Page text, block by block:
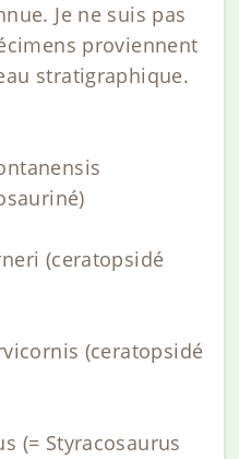
Je ne suis pas
proviennent
stratigraphique.
(ceratopsidé
(ceratopsidé
(= Styracosaurus